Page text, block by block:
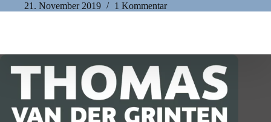
21. November 2019
1 Kommentar